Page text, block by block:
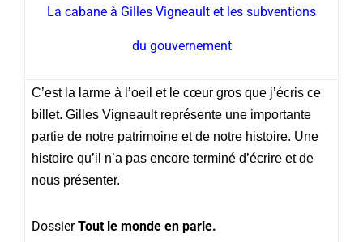
La cabane à Gilles Vigneault et les subventions
du gouvernement
C’est la larme à l’oeil et le cœur gros que j’écris ce
billet. Gilles Vigneault représente une importante
partie de notre patrimoine et de notre histoire. Une
histoire qu’il n’a pas encore terminé d’écrire et de
nous présenter.
DossierTout le monde en parle.